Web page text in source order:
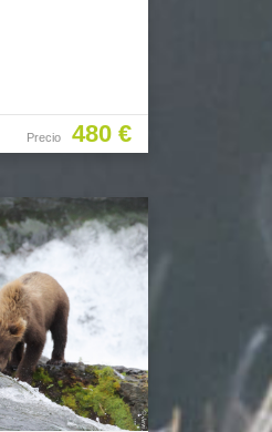
Precio 480 €